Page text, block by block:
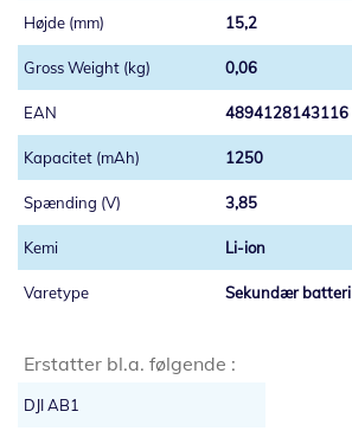
15,2
0,06
4894128143116
1250
3,85
Li-ion
Sekundær batteri
Erstatter bl.a. følgende :
DJI AB1